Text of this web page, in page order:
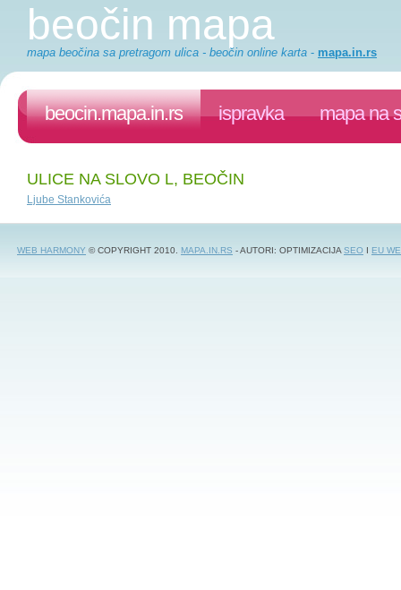
beočin mapa
mapa beočina sa pretragom ulica - beočin online karta - mapa.in.rs
beocin.mapa.in.rs ispravka mapa na
ULICE NA SLOVO L, BEOČIN
Ljube Stankovića
WEB HARMONY © COPYRIGHT 2010. MAPA.IN.RS - AUTORI: OPTIMIZACIJA SEO I EU